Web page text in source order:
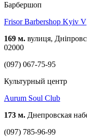
Барбершоп
Frisor Barbershop Kyiv V
169 м. вулиця,
02000
(097) 067-75-95
Культурный центр
Aurum Soul Club
173 м. Днепровская
(097) 785-96-99